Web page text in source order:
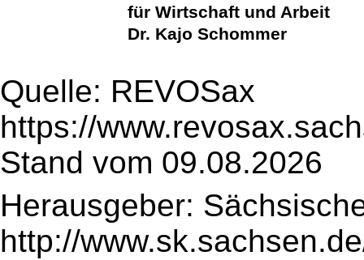
für Wirtschaft und Arbeit
Dr. Kajo Schommer
Quelle: REVOSax
https://
Stand vom 09.08.2026
Herausgeber:
http://